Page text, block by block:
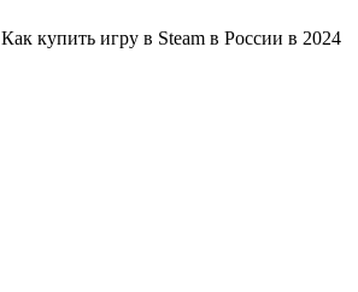
Как купить игру в Steam в России в 2024